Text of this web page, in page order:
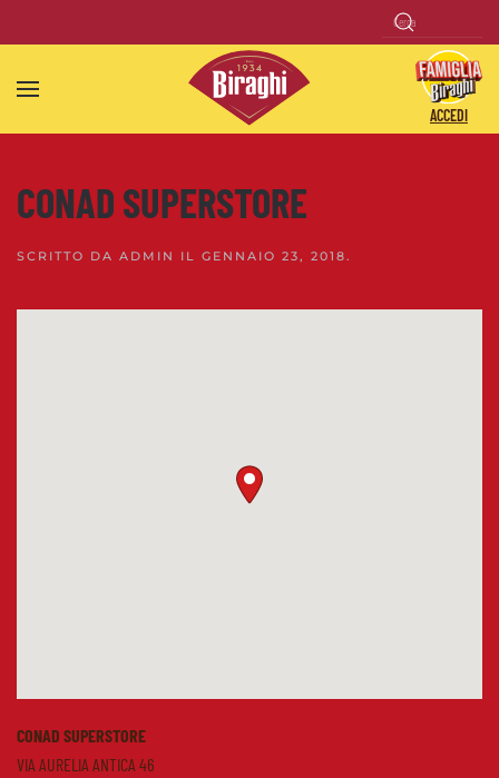
Skip to main content
ACCEDI
CONAD SUPERSTORE
SCRITTO DA ADMIN IL GENNAIO 23, 2018.
CONAD SUPERSTORE
VIA AURELIA ANTICA 46